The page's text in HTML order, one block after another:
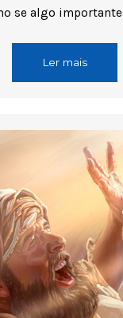
se algo
Ler mais